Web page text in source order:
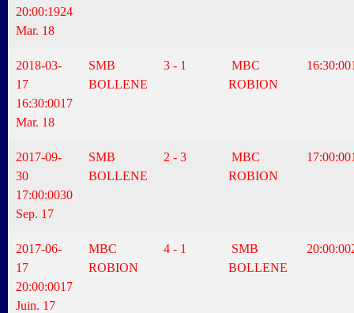
20:00:1924
Mar. 18
2018-03-
17
16:30:0017
Mar. 18
SMB
BOLLENE
3 - 1
MBC
ROBION
16:30:00
2017-09-
30
17:00:0030
Sep. 17
SMB
BOLLENE
2 - 3
MBC
ROBION
17:00:00
2017-06-
17
20:00:0017
Juin. 17
MBC
ROBION
4 - 1
SMB
BOLLENE
20:00:00